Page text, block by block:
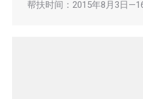
帮扶时间：2015年8月3日